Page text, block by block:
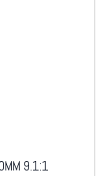
9.1:1